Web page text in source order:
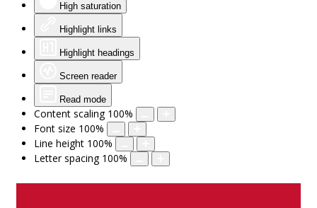
High saturation
Highlight links
Highlight headings
Screen reader
Read mode
Content scaling 100%
Font size 100%
Line height 100%
Letter spacing 100%